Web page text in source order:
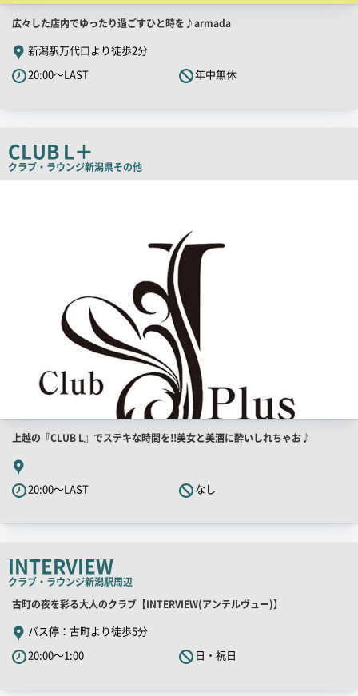
店
舗
PR
キ
コ
ピ
広々した店内でゆったり過ごすひと時を♪armada
新潟駅万代口より徒歩2分
20:00～LAST
年中無休
CLUB L＋
クラブ・ラウンジ新潟県その他
店
舗
PR
キ
コ
ピ
ー
上越の『CLUB L』でステキな時間を!!美女と美酒に酔いしれちゃお♪
20:00～LAST なし
INTERVIEW
クラブ・ラウンジ新潟駅周辺
店
舗
PR
キ
古町の夜を彩る大人のクラブ【INTERVIEW(アンテルヴュー)】
バス停：古町より徒歩5分
20:00～1:00
日・祝日